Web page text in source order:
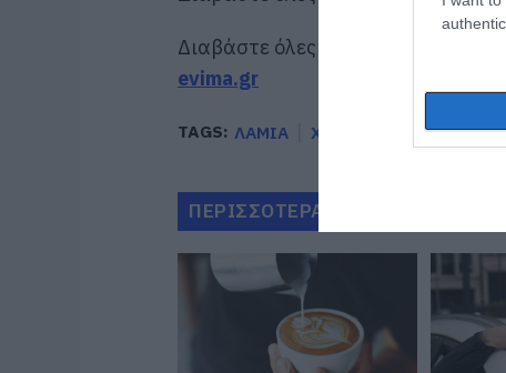
Διαβάστε όλες τις
evima.gr
TAGS: ΛΑΜΙΑ ΧΥΤΑ
ΠΕΡΙΣΣΟΤΕΡΑ ΑΠΟ ΚΟΙΝΩΝΙΑ